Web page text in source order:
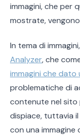
immagini, che per
mostrate,
In tema di
Analyzer, che
immagini che dato
problematiche di
contenute nel sito
dispiace, tuttavia
con una immagine